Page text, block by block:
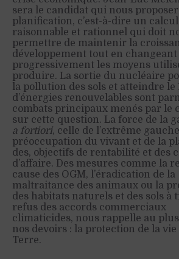
sera le candidat qui nous
planification, c’est-à-dire un calcul
raisonnable et rationnel qui doit
permettre de maintenir la
développement tout en changeant
progressivement les moyens
produire. La sortie du nucléaire
la pollution des sols et atteindre le
d’énergies renouvelables sont
combats principaux menés par le
sur cette question. La force de la
a fortiori, celle de l’extrême
préoccupation du vivant et de la
des, objectifs de rentabilité et des
d’affaire. Des mesures comme la
cause des OGM, l’éradication de la
maltraitance des animaux ou la
des habitats naturels et des sols à
refus des accords commerciaux
climaticides, nous rappelle au
nos devoirs : la protection de la vie
Terre.